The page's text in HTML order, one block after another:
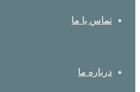
تماس با ما
درباره ما